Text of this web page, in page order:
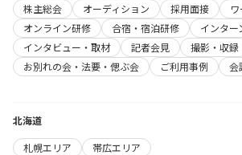
株主総会
オーディション 採用面接
オンライン研修
合宿・宿泊研修
インター
インタビュー・取材
記者会見
撮影・収録
お別れの会・法要・偲ぶ会
ご利用事例 会
北海道
札幌エリア
帯広エリア